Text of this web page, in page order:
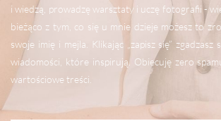
i wiedzą, prowadzę warsztaty i uczę fotografii -
bieżąco z tym, co się u mnie dzieje możesz to
swoje imię i mejla. Klikając „zapisz się”
wiadomości, które inspirują. Obiecuję zero
wartościowe treści.